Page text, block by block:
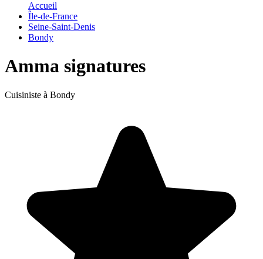
Accueil
Île-de-France
Seine-Saint-Denis
Bondy
Amma signatures
Cuisiniste à Bondy